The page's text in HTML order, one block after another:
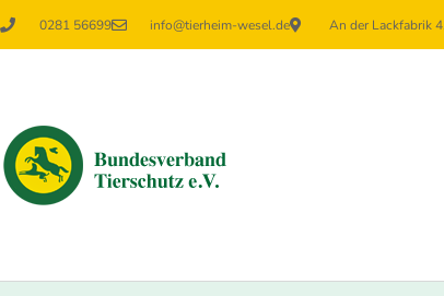
0281 56699 info@tierheim-wesel.de An der Lackfabrik